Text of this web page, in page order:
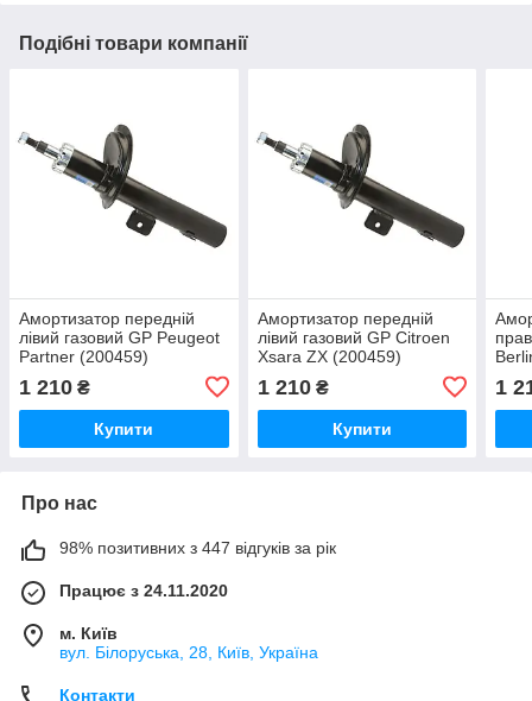
Подібні товари компанії
Амортизатор передній
лівий газовий GP Peugeot
Partner (200459)
1 210 ₴
Купити
Амортизатор передній
лівий газовий GP Citroen
Xsara ZX (200459)
1 210₴
Купити
1
Про нас
98% позитивних з 447 відгуків за рік
Працює з 24.11.2020
м. Київ
вул. Білоруська, 28, Київ, Україна
Контакти